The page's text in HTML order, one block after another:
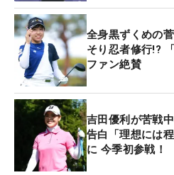
全身黒ずくめの
そり忍者修行!?
ファン絶賛
吉田優利が苦戦
告白「理想には
に 今季初参戦！